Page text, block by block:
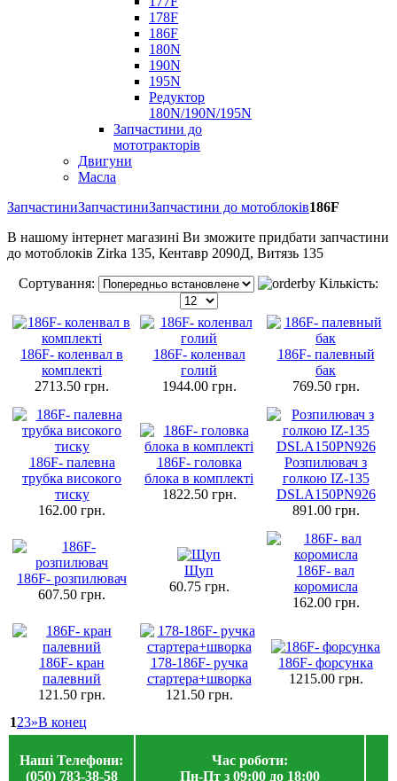
178F
186F
180N
190N
195N
Редуктор
180N/190N/195N
Запчастини до
мототракторів
Двигуни
Масла
ЗапчастиниЗапчастиниЗапчастини до мотоблоків186F
В нашому інтернет магазині Ви зможите придбати запчастини
до мотоблоків Zirka 135, Кентавр 2090Д, Витязь 135
Сортування:
Кількість:
186F- коленвал в
комплекті
2713.50 грн.
186F- коленвал
голий
1944.00 грн.
186F- палевный
бак
769.50 грн.
186F- палевна
трубка високого
тиску
162.00 грн.
186F- головка
блока в комплекті
1822.50 грн.
Розпилювач з
голкою IZ-135
DSLA150PN926
891.00 грн.
186F- розпилювач
607.50 грн.
Щуп
60.75 грн.
186F- вал
коромисла
162.00 грн.
186F- кран
палевний
121.50 грн.
178-186F- ручка
стартера+шворка
121.50 грн.
186F- форсунка
1215.00 грн.
123»В конец
Нашi Телефони:
(050) 783-38-58
Час роботи:
Пн-Пт з 09:00 до 18:00